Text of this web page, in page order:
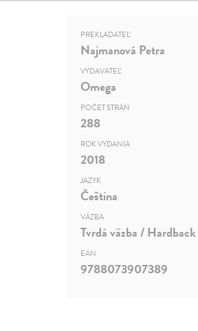
PREKLADATEĽ
Najmanová Petra
VYDAVATEĽ
Omega
POČET STRÁN
288
ROK VYDANIA
2018
JAZYK
Čeština
VÄZBA
Tvrdá väzba / Hardback
EAN
9788073907389